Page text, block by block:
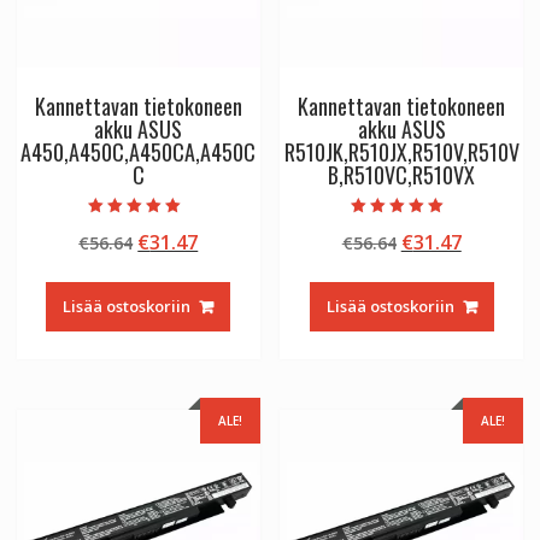
Kannettavan tietokoneen
akku ASUS
A450,A450C,A450CA,A450C
C
tuotteesta:
5.00
€56.64 Alkuperäinen
oli:
€56.64.
€31.47Nykyinen
on:
€31.47.
Lisää ostoskoriin
Kannettavan tietokoneen
akku ASUS
R510JK,R510JX,R510V,R510V
B,R510VC,R510VX
tuotteesta:
5.00
€56.64 Alkuperäinen
oli:
€56.64.
€31.47
on:
€31.47.
Lisää ostoskoriin
ALE! ALE!